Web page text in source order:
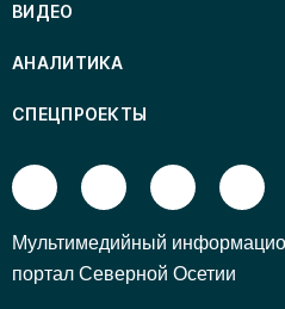
ВИДЕО
АНАЛИТИКА
СПЕЦПРОЕКТЫ
Mультимедийный
портал Северной Осетии